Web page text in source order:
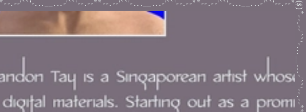
.--'``'-...__...-'``'--.--**--.--'``'-...__...-'``'--.--**--.--'``'-...__...-'``'--.--*($)
you rockkkk
pressure tí nào :')